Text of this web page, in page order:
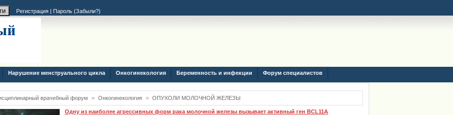
Регистрация | Пароль (Забыли?)
Нарушение менструального цикла Онкогинекология Беременность и инфекции Форум специалистов
врачебный форум » Онкогинекология » ОПУХОЛИ МОЛОЧНОЙ ЖЕЛЕЗЫ
Одну из наиболее агрессивных форм рака молочной железы вызывает активный ген BCL11A